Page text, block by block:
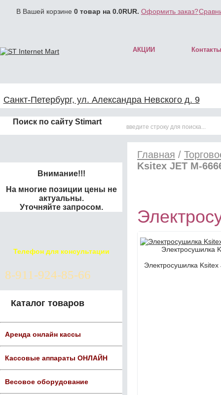
В Вашей корзине 0 товар на 0.0RUR. Оформить заказ?
АКЦИИ Контакты
Санкт-Петербург, ул. Александра Невского д. 9
Поиск по сайту Stimart
Внимание!!!
На многие позиции цены не
актуальны.
Уточняйте запросом.
Телефон для консультации
8-911-924-85-66
Каталог товаров
Аренда онлайн кассы
Кассовые аппараты ОНЛАЙН
Весовое оборудование
Главная /
Ksitex JET M-
Электросушилка
Электросушилка